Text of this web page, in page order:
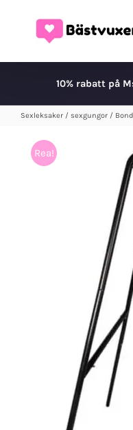
10% rabatt på
Sexleksaker/ sexgungor/
Rea!